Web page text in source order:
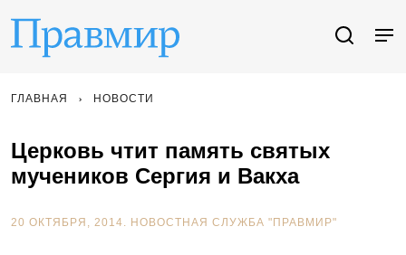
ГЛАВНАЯ НОВОСТИ
Церковь чтит память святых
мучеников Сергия и Вакха
20 ОКТЯБРЯ, 2014. НОВОСТНАЯ СЛУЖБА "ПРАВМИР"